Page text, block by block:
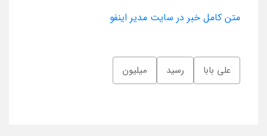
متن کامل خبر در سایت مدیر اینفو
علی بابا رسید میلیون